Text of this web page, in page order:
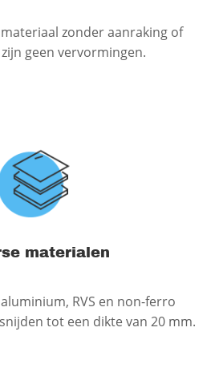
zonder aanraking of
geen vervormingen.
materialen
RVS en non-ferro
tot een dikte van 20 mm.